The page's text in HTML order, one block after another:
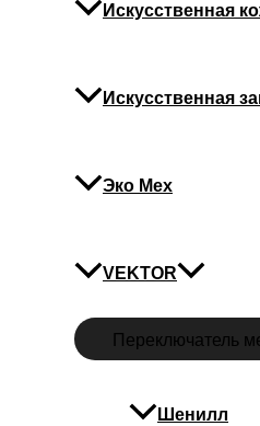
Искусственная
Искусственная
Эко Мех
VEKTOR
Переключатель
Шенилл